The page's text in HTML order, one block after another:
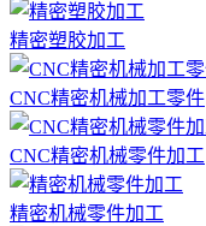
精密塑胶加工
CNC精密机械加工零件
CNC精密机械零件加工
精密机械零件加工